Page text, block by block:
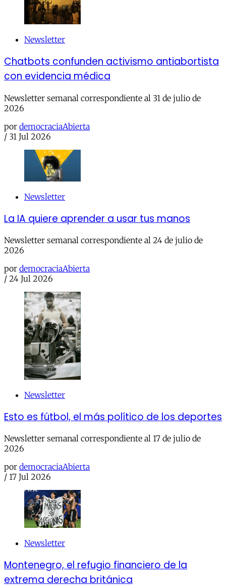
Newsletter
Chatbots confunden activismo antiabortista
con evidencia médica
Newsletter semanal correspondiente al 31 de julio de
2026
por democraciaAbierta
/ 31 Jul 2026
Newsletter
La IA quiere aprender a usar tus manos
Newsletter semanal correspondiente al 24 de julio de
2026
por democraciaAbierta
/ 24 Jul 2026
Newsletter
Esto es fútbol, el más político de los deportes
Newsletter semanal correspondiente al 17 de julio de
2026
por democraciaAbierta
/ 17 Jul 2026
Newsletter
Montenegro, el refugio financiero de la
extrema derecha británica